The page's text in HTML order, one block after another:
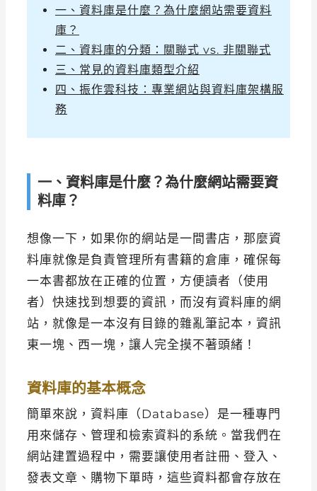
一、資料庫是什麼？為什麼網站需要資料
庫？
二、資料庫的分類：關聯式 vs. 非關聯式
三、常見的資料庫類型介紹
四、振作雲科技：專業網站與資料庫架構服
務
一、資料庫是什麼？為什麼網站需要資
料庫？
想像一下，如果你的網站是一間書店，那麼資
料庫就像是負責管理所有書籍的倉庫，確保每
一本書都放在正確的位置，方便讀者（使用
者）快速找到想要的資訊，而沒有資料庫的網
站，就像是一本沒有目錄的雜亂筆記本，資訊
東一塊、西一塊，讓人完全摸不著頭緒！
資料庫的基本概念
簡單來說，資料庫（Database）是一種專門
用來儲存、管理和檢索資料的系統。當我們在
網站建置過程中，需要讓使用者註冊、登入、
發表文章、購物下單時，這些資料都會存放在